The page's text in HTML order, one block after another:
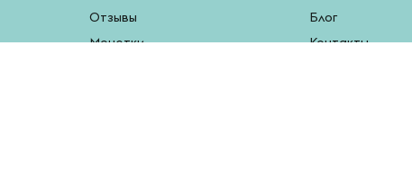
Отзывы
Монетки
Блог
Контакты